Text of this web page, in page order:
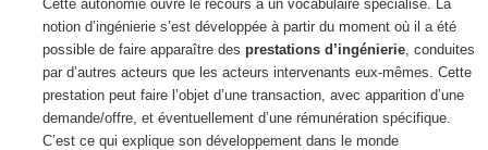
Cette autonomie ouvre le recours à un vocabulaire spécialisé. La
notion d’ingénierie s’est développée à partir du moment où il a été
possible de faire apparaître des prestations d’ingénierie , conduites
par d’autres acteurs que les acteurs intervenants eux-mêmes. Cette
prestation peut faire l’objet d’une transaction, avec apparition d’une
demande/offre, et éventuellement d’une rémunération spécifique.
C’est ce qui explique son développement dans le monde